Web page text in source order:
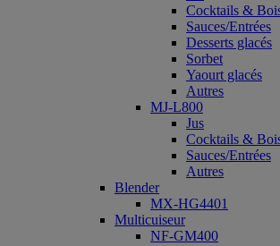
Cocktails &
Sauces/Entrées
Desserts glacés
Sorbet
Yaourt glacés
Autres
MJ-L800
Jus
Cocktails &
Sauces/Entrées
Autres
Blender
MX-HG4401
Multicuiseur
NF-GM400